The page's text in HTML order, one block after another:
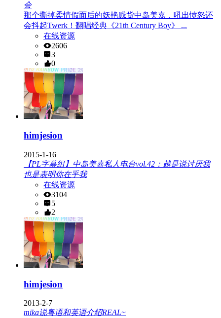
会
那个撕掉柔情假面后的妖艳贱货中岛美嘉，吼出愤怒还
会抖起Twerk！翻唱经典《21th Century Boy》 ...
在线资源
2606
3
0
himjesion
2015-1-16
【PL字幕组】中岛美嘉私人电台vol.42：越是说讨厌我
也是表明你在乎我
在线资源
3104
5
2
himjesion
2013-2-7
mika说粤语和英语介绍REAL~